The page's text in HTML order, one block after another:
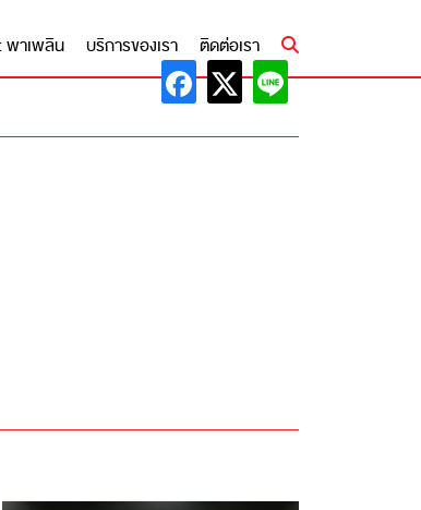
พาเพลิน บริการของเรา ติดต่อเรา